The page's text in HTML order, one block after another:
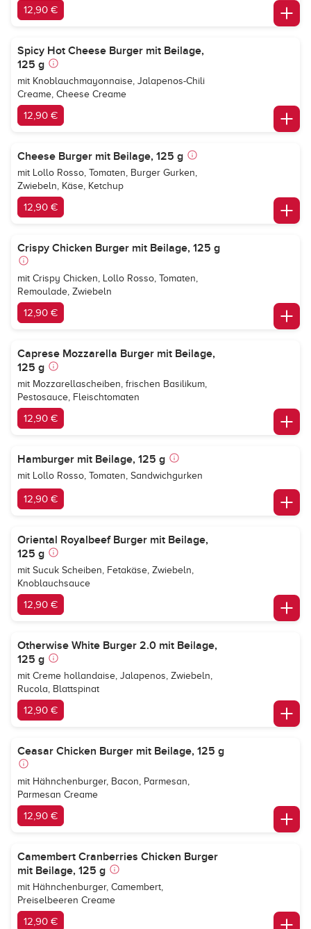
12,90 €
Spicy Hot Cheese Burger mit Beilage,
125 g
mit Knoblauchmayonnaise, Jalapenos-Chili
Creame, Cheese Creame
12,90 €
Cheese Burger mit Beilage, 125 g
mit Lollo Rosso, Tomaten, Burger Gurken,
Zwiebeln, Käse, Ketchup
12,90 €
Crispy Chicken Burger mit Beilage, 125 g
mit Crispy Chicken, Lollo Rosso, Tomaten,
Remoulade, Zwiebeln
12,90 €
Caprese Mozzarella Burger mit Beilage,
125 g
mit Mozzarellascheiben, frischen Basilikum,
Pestosauce, Fleischtomaten
12,90 €
Hamburger mit Beilage, 125 g
mit Lollo Rosso, Tomaten, Sandwichgurken
12,90 €
Oriental Royalbeef Burger mit Beilage,
125 g
mit Sucuk Scheiben, Fetakäse, Zwiebeln,
Knoblauchsauce
12,90 €
Otherwise White Burger 2.0 mit Beilage,
125 g
mit Creme hollandaise, Jalapenos, Zwiebeln,
Rucola, Blattspinat
12,90 €
Ceasar Chicken Burger mit Beilage, 125 g
mit Hähnchenburger, Bacon, Parmesan,
Parmesan Creame
12,90 €
Camembert Cranberries Chicken Burger
mit Beilage, 125 g
mit Hähnchenburger, Camembert,
Preiselbeeren Creame
12,90 €